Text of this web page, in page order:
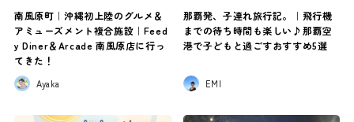
南風原町｜沖縄初上陸のグルメ＆
アミューズメント複合施設｜Feed
y Diner＆Arcade 南風原店に行っ
てきた！
Ayaka
那覇発、子連れ旅行記。｜飛行機
までの待ち時間も楽しい♪那覇空
港で子どもと過ごすおすすめ5選
EMI